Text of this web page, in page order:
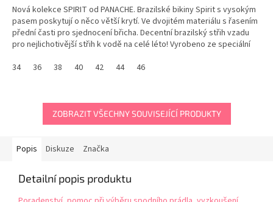
Nová kolekce SPIRIT od PANACHE. Brazilské bikiny Spirit s vysokým
pasem poskytují o něco větší krytí. Ve dvojitém materiálu s řasením
přední časti pro sjednocení břicha. Decentní brazilský střih vzadu
pro nejlichotivější střih k vodě na celé léto! Vyrobeno ze speciální
34
36 38 40 42 44 46
ZOBRAZIT VŠECHNY SOUVISEJÍCÍ PRODUKTY
Popis Diskuze Značka
Detailní popis produktu